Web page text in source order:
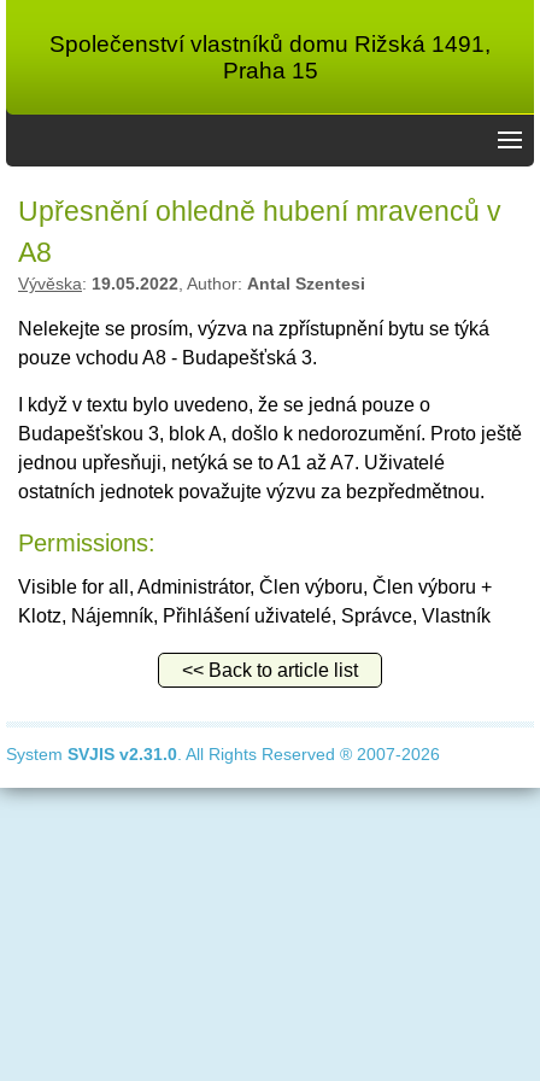
Společenství vlastníků domu Rižská 1491,
Praha 15
Upřesnění ohledně hubení mravenců v
A8
Vývěska: 19.05.2022, Author: Antal Szentesi
Nelekejte se prosím, výzva na zpřístupnění bytu se týká
pouze vchodu A8 - Budapešťská 3.
I když v textu bylo uvedeno, že se jedná pouze o
Budapešťskou 3, blok A, došlo k nedorozumění. Proto ještě
jednou upřesňuji, netýká se to A1 až A7. Uživatelé
ostatních jednotek považujte výzvu za bezpředmětnou.
Permissions:
Visible for all, Administrátor, Člen výboru, Člen výboru +
Klotz, Nájemník, Přihlášení uživatelé, Správce, Vlastník
<< Back to article list
System SVJIS v2.31.0. All Rights Reserved ® 2007-2026